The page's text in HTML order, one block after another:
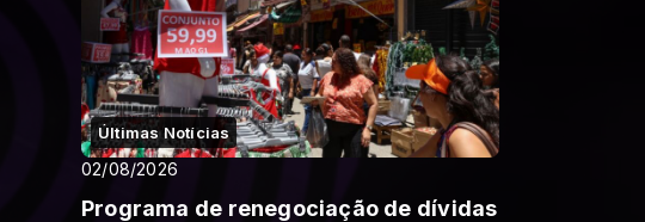
Últimas Notícias
02/08/2026
Programa de renegociação de dívidas